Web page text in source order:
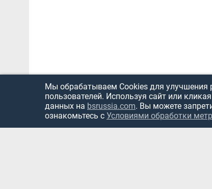
Мы обрабатываем Cookies для улучшения
пользователей. Используя сайт или
данных на bsrussia.com. Вы можете
ознакомьтесь с Условиями обработки